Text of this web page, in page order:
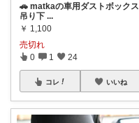
🚗 matkaの車用ダストボックス
吊り下 ...
￥ 1,100
売切れ
0 1 24
コレ いいね